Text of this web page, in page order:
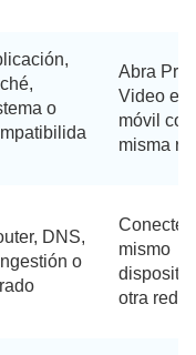
o
Abra
Video en
móvil
misma
DNS,
o
Conecte
mismo
otra red